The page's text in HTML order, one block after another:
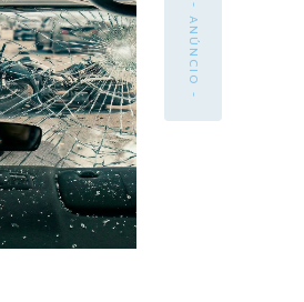
- ANÚNCIO -